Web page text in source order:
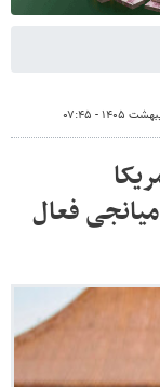
فعال